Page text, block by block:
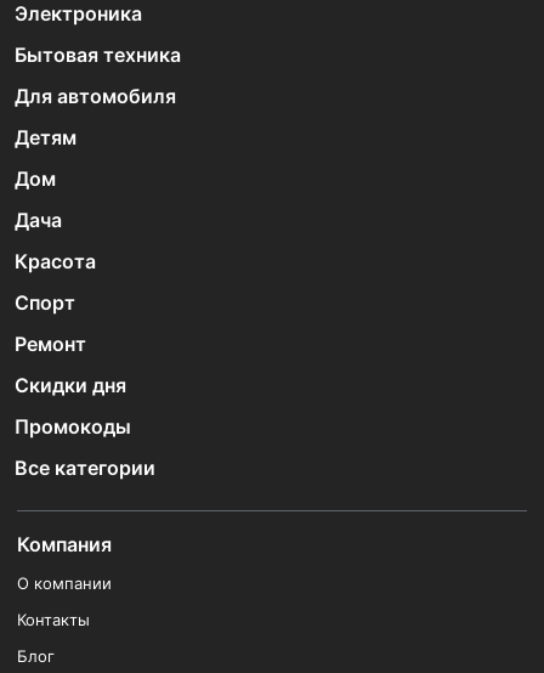
Электроника
Бытовая техника
Для автомобиля
Детям
Дом
Дача
Красота
Спорт
Ремонт
Скидки дня
Промокоды
Все категории
Компания
О компании
Контакты
Блог